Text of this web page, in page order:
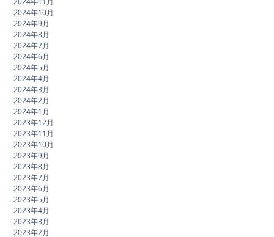
2024年10月
2024年9月
2024年8月
2024年7月
2024年6月
2024年5月
2024年4月
2024年3月
2024年2月
2024年1月
2023年12月
2023年11月
2023年10月
2023年9月
2023年8月
2023年7月
2023年6月
2023年5月
2023年4月
2023年3月
2023年2月